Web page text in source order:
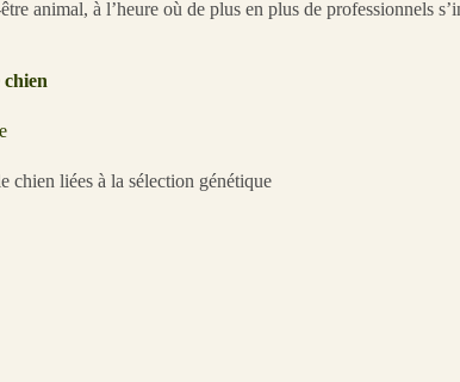
animal, à l’heure où de plus en plus de professionnels